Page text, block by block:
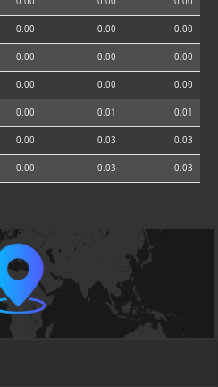
0.00 0.00 0.00
0.00 0.00 0.00
0.00 0.00 0.00
0.00 0.01 0.01
0.00 0.03 0.03
0.00 0.03 0.03